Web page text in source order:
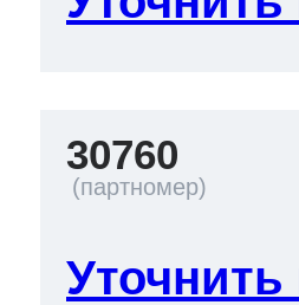
30760
Уточнить